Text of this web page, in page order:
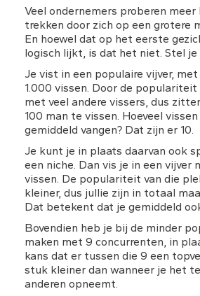
Veel ondernemers proberen
trekken door zich op een grotere
En hoewel dat op het eerste
logisch lijkt, is dat het niet. Stel je
Je vist in een populaire vijver,
1.000 vissen. Door de
met veel andere vissers, dus
100 man te vissen. Hoeveel
gemiddeld vangen? Dat zijn er 10.
Je kunt je in plaats daarvan ook
een niche. Dan vis je in een vijver
vissen. De populariteit van die
kleiner, dus jullie zijn in totaal
Dat betekent dat je gemiddeld
Bovendien heb je bij de minder
maken met 9 concurrenten, in
kans dat er tussen die 9 een
stuk kleiner dan wanneer je het
anderen opneemt.